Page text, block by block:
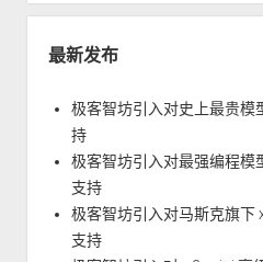
最新发布
极客智坊引入对史上最贵模
持
极客智坊引入对最强编程模
支持
极客智坊引入对马斯克旗下
支持